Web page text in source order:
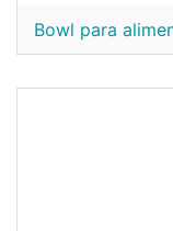
Bowl para